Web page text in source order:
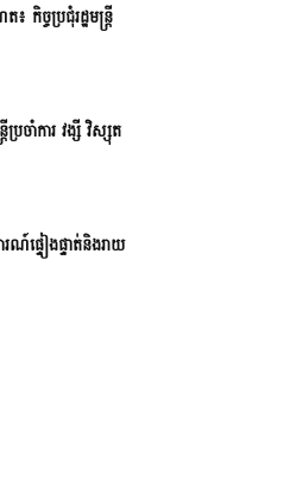
កិច្ចប្រជុំរដ្ឋមន្ត្រី
ប្រចាំការ វង្សី វិស្សុត
ណ៍ផ្ទៀងផ្ទាត់និងរាយ